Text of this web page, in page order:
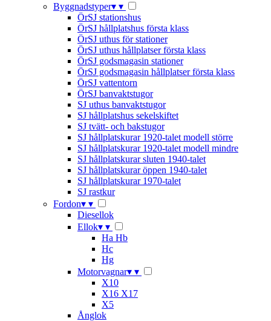
Byggnadstyper▾ ▾
ÖrSJ stationshus
ÖrSJ hållplatshus första klass
ÖrSJ uthus för stationer
ÖrSJ uthus hållplatser första klass
ÖrSJ godsmagasin stationer
ÖrSJ godsmagasin hållplatser första klass
ÖrSJ vattentorn
ÖrSJ banvaktstugor
SJ uthus banvaktstugor
SJ hållplatshus sekelskiftet
SJ tvätt- och bakstugor
SJ hållplatskurar 1920-talet modell större
SJ hållplatskurar 1920-talet modell mindre
SJ hållplatskurar sluten 1940-talet
SJ hållplatskurar öppen 1940-talet
SJ hållplatskurar 1970-talet
SJ rastkur
Fordon▾ ▾
Diesellok
Ellok▾ ▾
Ha Hb
Hc
Hg
Motorvagnar▾ ▾
X10
X16 X17
X5
Ånglok